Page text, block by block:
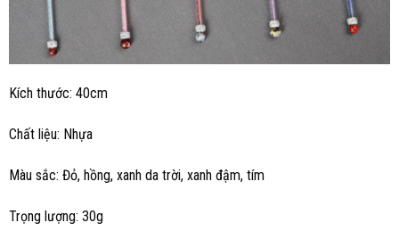
Kích thước: 40cm
Chất liệu: Nhựa
Màu sắc: Đỏ, hồng, xanh da trời, xanh đậm, tím
Trọng lượng: 30g